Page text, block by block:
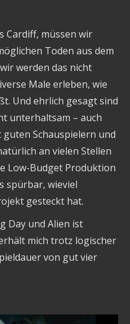
Cardiff, müssen wir
Toden aus dem
werden das nicht
Male erleben, wie
Und ehrlich gesagt sind
unterhaltsam – auch
Schauspielern und
an vielen Stellen
Low-Budget Produktion
spürbar, wieviel
gesteckt hat.
Day und Alien ist
mich trotz logischer
von gut vier